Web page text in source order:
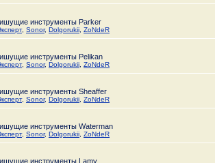
инструменты Parker
, Sonor, Dolgorukii ZoNdeR
инструменты Pelikan
, Sonor, Dolgorukii ZoNdeR
инструменты Sheaffer
, Sonor, Dolgorukii ZoNdeR
инструменты Waterman
, Sonor, Dolgorukii ZoNdeR
инструменты Lamy